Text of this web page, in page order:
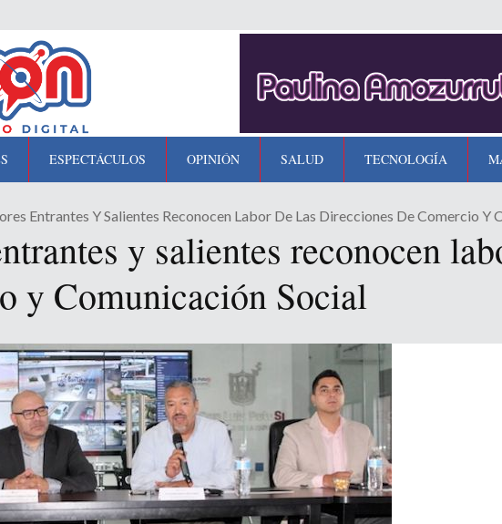
ESPECTÁCULOS OPINIÓN SALUD TECNOLOGÍA
Entrantes Y Salientes Reconocen Labor De Las Direcciones De Comercio Y
y salientes reconocen
y Comunicación Social